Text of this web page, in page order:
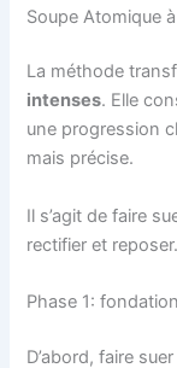
Soupe Atomique
La méthode
intenses. Elle
une progression
mais précise.
Il s’agit de faire
rectifier et
Phase 1:
D’abord, faire